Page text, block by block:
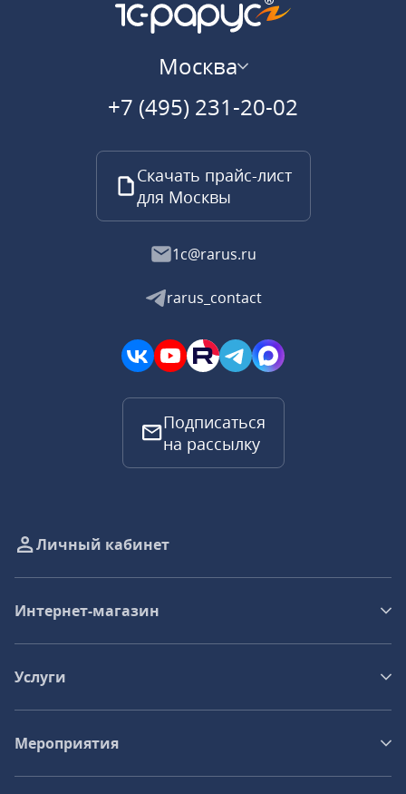
Москва
+7 (495) 231-20-02
Скачать прайс-лист
для Москвы
1c@rarus.ru
rarus_contact
Подписаться
на рассылку
Личный кабинет
Интернет-магазин
Услуги
Мероприятия